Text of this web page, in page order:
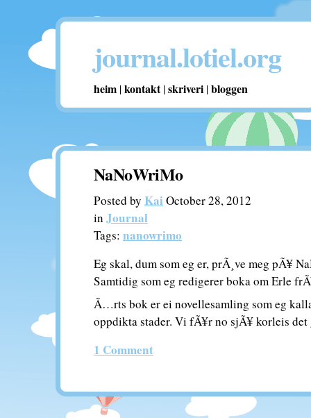
journal.lotiel.org
heim |kontakt|skriveri |bloggen
NaNoWriMo
Posted by Kai October 28, 2012
in Journal
Tags: nanowrimo
Eg skal, dum som eg er, prÃ¸ve meg pÃ¥
Samtidig som eg redigerer boka om Erle
Ã…rts bok er ei novellesamling som eg
oppdikta stader. Vi fÃ¥r no sjÃ¥ korleis det
1 Comment